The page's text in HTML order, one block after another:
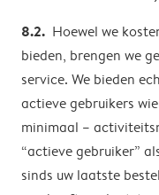
8.2. Hoewel we
bieden, brengen we
service. We bieden
actieve gebruikers
minimaal –
“actieve gebruiker”
sinds uw laatste